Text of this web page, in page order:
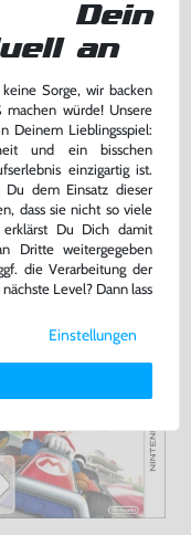
#schwarz + Netzteil
€
Warenkorb
DAZU
Dein
an
Sorge, wir backen
würde! Unsere
Deinem Lieblingsspiel:
und ein bisschen
einzigartig ist.
dem Einsatz dieser
dass sie nicht so viele
erklärst Du Dich damit
Dritte weitergegeben
die Verarbeitung der
Level? Dann lass
Cookies und
unsererDaten­schutz­
Einstellungen